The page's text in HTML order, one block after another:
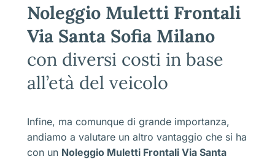
Noleggio Muletti Frontali
Via Santa Sofia Milano
con diversi costi in base
all’età del veicolo
Infine, ma comunque di grande importanza,
andiamo a valutare un altro vantaggio che si ha
con un Noleggio Muletti Frontali Via Santa